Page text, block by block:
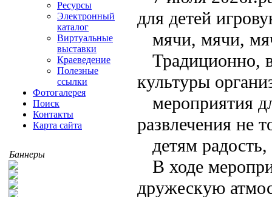
Ресурсы
Электронный
каталог
Виртуальные
выставки
Краеведение
Полезные
ссылки
Фотогалерея
Поиск
Контакты
Карта сайта
Баннеры
для детей
мячи, мячи,
Традиционно,
культуры
мероприятия
развлечения не
детям
В ходе
дружескую